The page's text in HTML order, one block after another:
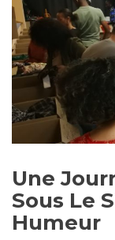
Une
Sous Le
Humeur